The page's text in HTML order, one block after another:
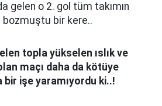
gelen o 2. gol tüm takımın
bir kere..
topla yü kselen ıslık ve
maçı daha da kötüye
işe yaramıyordu ki..!